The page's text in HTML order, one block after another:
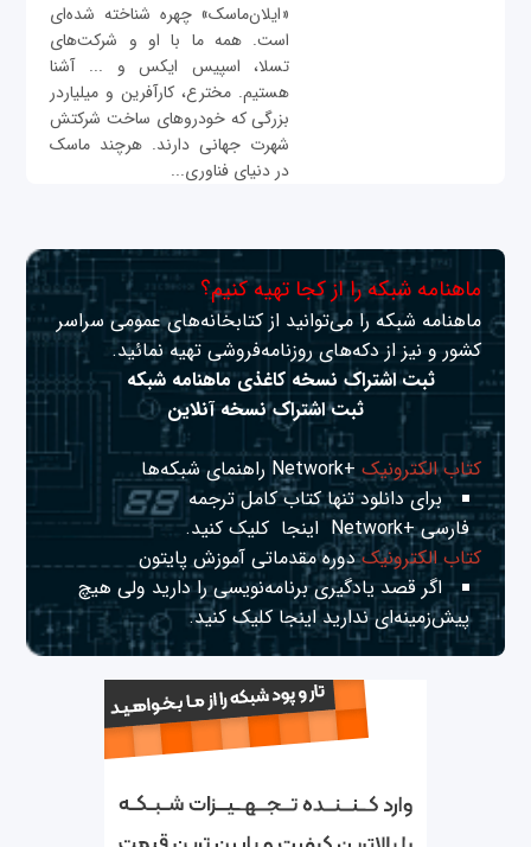
«ایلان‌ماسک» چهره شناخته شده‌ای
است. همه ما با او و شرکت‌های
تسلا، اسپیس ایکس و ... آشنا
هستیم. مخترع، کارآفرین و میلیاردر
بزرگی که خودروهای ساخت شرکتش
شهرت جهانی دارند. هر‌چند ماسک
در دنیای فناوری...
ماهنامه شبکه را از کجا تهیه کنیم؟
ماهنامه شبکه را می‌توانید از کتابخانه‌های عمومی سراسر
کشور و نیز از دکه‌های روزنامه‌فروشی تهیه نمائید.
ثبت اشتراک نسخه کاغذی ماهنامه شبکه
ثبت اشتراک نسخه آنلاین
کتاب الکترونیک+Network راهنمای شبکه‌ها
برای دانلود تنها کتاب کامل ترجمه
فارسی +Network
اینجا کلیک کنید.
کتاب الکترونیکدوره مقدماتی آموزش پایتون
اگر قصد یادگیری برنامه‌نویسی را دارید ولی هیچ
پیش‌زمینه‌ای نداریداینجا کلیک کنید.